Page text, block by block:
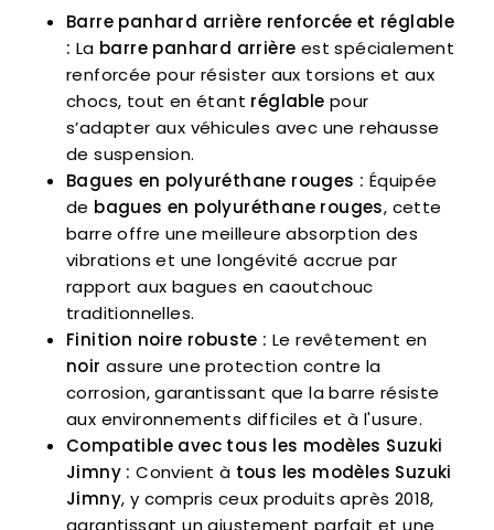
Barre panhard arrière renforcée et réglable
: La barre panhard arrière est spécialement
renforcée pour résister aux torsions et aux
chocs, tout en étant réglable pour
s’adapter aux véhicules avec une rehausse
de suspension.
Bagues en polyuréthane rouges : Équipée
de bagues en polyuréthane rouges, cette
barre offre une meilleure absorption des
vibrations et une longévité accrue par
rapport aux bagues en caoutchouc
traditionnelles.
Finition noire robuste : Le revêtement en
noir assure une protection contre la
corrosion, garantissant que la barre résiste
aux environnements difficiles et à l'usure.
Compatible avec tous les modèles Suzuki
Jimny : Convient à tous les modèles Suzuki
Jimny, y compris ceux produits après 2018,
garantissant un ajustement parfait et une